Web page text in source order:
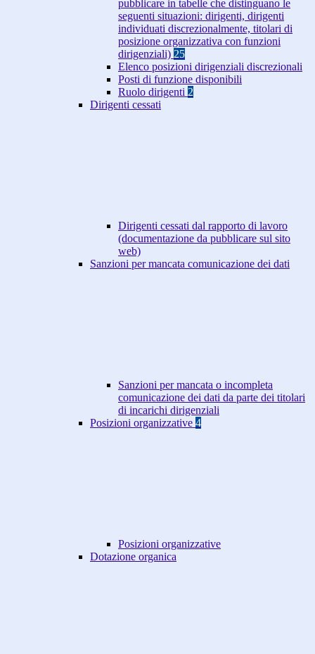
pubblicare in tabelle che distinguano le
seguenti situazioni: dirigenti, dirigenti
individuati discrezionalmente, titolari di
posizione organizzativa con funzioni
dirigenziali) 25
Elenco posizioni dirigenziali discrezionali
Posti di funzione disponibili
Ruolo dirigenti 2
Dirigenti cessati
Dirigenti cessati dal rapporto di lavoro
(documentazione da pubblicare sul sito
web)
Sanzioni per mancata comunicazione dei dati
Sanzioni per mancata o incompleta
comunicazione dei dati da parte dei titolari
di incarichi dirigenziali
Posizioni organizzative 4
Posizioni organizzative
Dotazione organica